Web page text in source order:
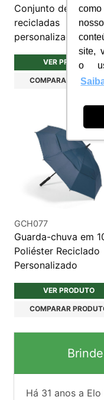
site,
o
Conjunto de canetas
recicladas
personalizadas
VER PRODUTO
COMPARAR
GCH077
Guarda-chuva em
Poliéster Reciclado
Personalizado
VER PRODUTO
COMPARAR
Há 31 anos a